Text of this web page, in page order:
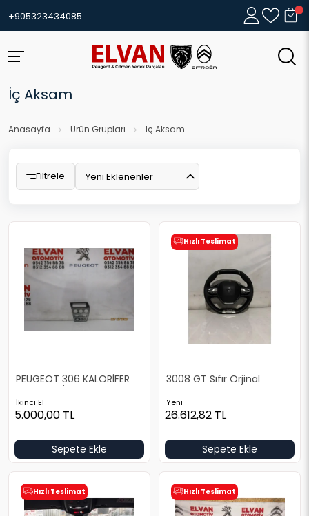
+905323434085
İç Aksam
Anasayfa Ürün Grupları İç Aksam
Filtrele Yeni Eklenenler
PEUGEOT 306 KALORİFER
CERCEVESİ
İkinci El
5.000,00 TL
Sepete Ekle
Hızlı Teslimat
3008 GT Sıfır Orjinal
Airbagli Direksiyon
Yeni
26.612,82 TL
Sepete Ekle
Hızlı Teslimat Hızlı Teslimat